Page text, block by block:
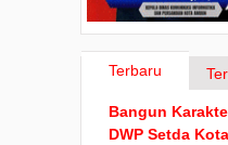
Terbaru
Bangun
DWP Setda